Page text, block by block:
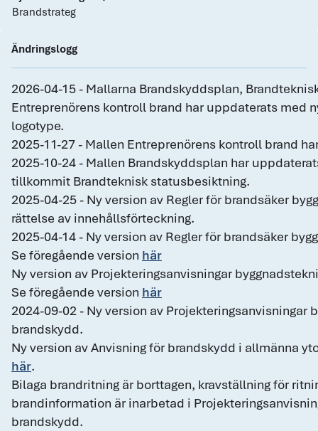
Brandstrateg
Ändringslogg
2026-04-15 - Mallarna Brandskyddsplan,
Entreprenörens kontroll brand har uppdaterats med
logotype.
2025-11-27 - Mallen Entreprenörens kontroll brand
2025-10-24 - Mallen Brandskyddsplan har
tillkommit Brandteknisk statusbesiktning.
2025-04-25 - Ny version av Regler för brandsäker
rättelse av innehållsförteckning.
2025-04-14 - Ny version av Regler för brandsäker
Se föregående version här
Ny version av Projekteringsanvisningar
Se föregående version här
2024-09-02 - Ny version av Projekteringsanvisningar
brandskydd.
Ny version av Anvisning för brandskydd i allmänna
här.
Bilaga brandritning är borttagen, kravställning för
brandinformation är inarbetad i
brandskydd.